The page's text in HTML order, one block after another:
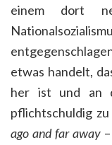
einem dort
etwas handelt,
her ist und an
pflichtschuldig
ago and far away